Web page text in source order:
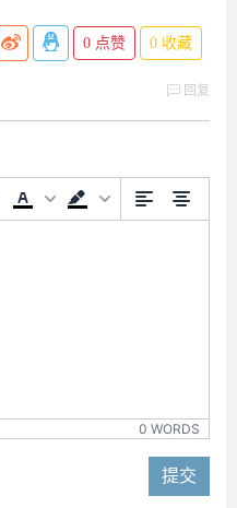
0 点赞 0 收藏
回复
0 WORDS
提交